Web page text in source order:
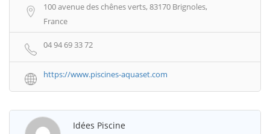
100 avenue des chênes verts, 83170 Brignoles,
France
04 94 69 33 72
https://www.piscines-aquaset.com
Idées Piscine